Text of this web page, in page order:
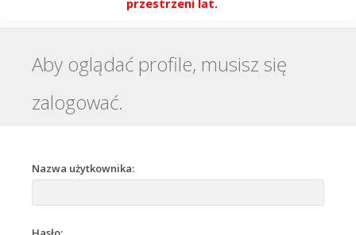
przestrzeni lat.
Aby oglądać profile, musisz się
zalogować.
Nazwa użytkownika: